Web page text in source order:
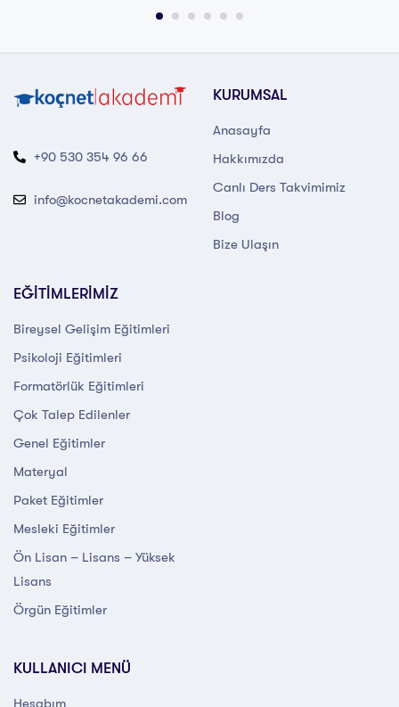
+90 530 354 96 66
info@kocnetakademi.com
KURUMSAL
Anasayfa
Hakkımızda
Canlı Ders Takvimimiz
Blog
Bize Ulaşın
EĞİTİMLERİMİZ
Bireysel Gelişim Eğitimleri
Psikoloji Eğitimleri
Formatörlük Eğitimleri
Çok Talep Edilenler
Genel Eğitimler
Materyal
Paket Eğitimler
Mesleki Eğitimler
Ön Lisan – Lisans – Yüksek
Lisans
Örgün Eğitimler
KULLANICI MENÜ
Hesabım